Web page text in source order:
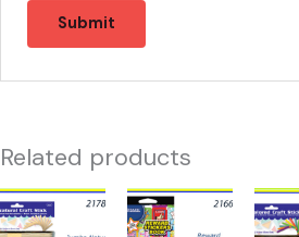
Related products
21785
-
21660
-
21747
-